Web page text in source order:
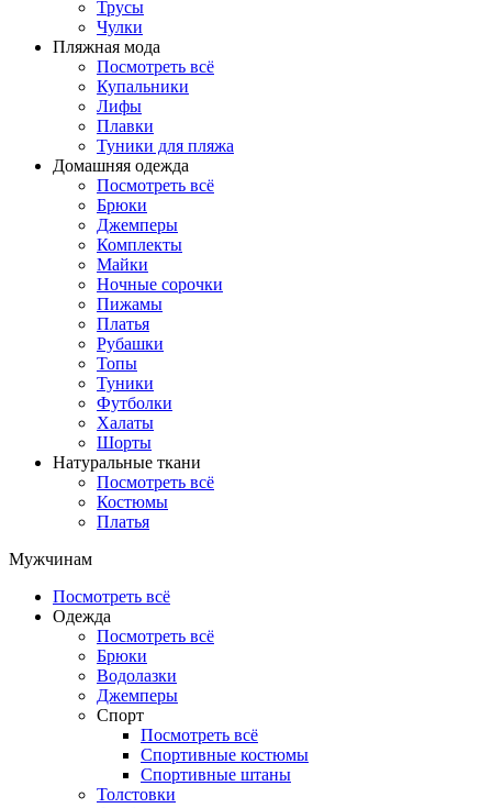
Трусы
Чулки
Пляжная мода
Посмотреть всё
Купальники
Лифы
Плавки
Туники для пляжа
Домашняя одежда
Посмотреть всё
Брюки
Джемперы
Комплекты
Майки
Ночные сорочки
Пижамы
Платья
Рубашки
Топы
Туники
Футболки
Халаты
Шорты
Натуральные ткани
Посмотреть всё
Костюмы
Платья
Мужчинам
Посмотреть всё
Одежда
Посмотреть всё
Брюки
Водолазки
Джемперы
Спорт
Посмотреть всё
Спортивные костюмы
Спортивные штаны
Толстовки